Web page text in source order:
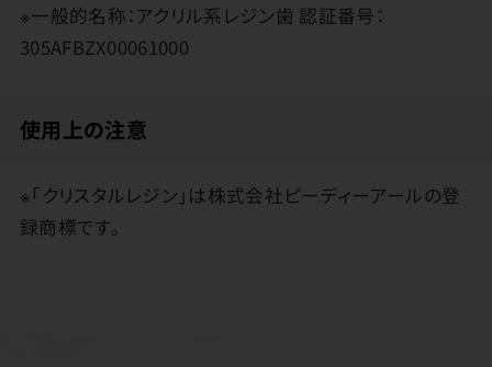
※一般的名称：アクリル系レジン歯 認証番号：
305AFBZX00061000
使用上の注意
※「クリスタルレジン」は株式会社ピーディーアールの登
録商標です。